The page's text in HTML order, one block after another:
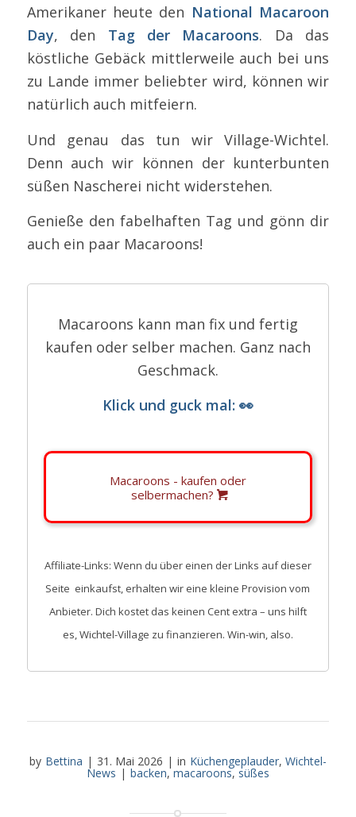
Amerikaner heute den National Macaroon
Day, den Tag der Macaroons. Da das
köstliche Gebäck mittlerweile auch bei uns
zu Lande immer beliebter wird, können wir
natürlich auch mitfeiern.
Und genau das tun wir Village-Wichtel.
Denn auch wir können der kunterbunten
süßen Nascherei nicht widerstehen.
Genieße den fabelhaften Tag und gönn dir
auch ein paar Macaroons!
Macaroons kann man fix und fertig
kaufen oder selber machen. Ganz nach
Geschmack.
Klick und guck mal: 👀
Macaroons - kaufen oder
selbermachen?
Affiliate-Links: Wenn du über einen der Links auf dieser
Seite einkaufst, erhalten wir eine kleine Provision vom
Anbieter. Dich kostet das keinen Cent extra – uns hilft
es, Wichtel-Village zu finanzieren. Win-win, also.
by Bettina | 31. Mai 2026 | in Küchengeplauder, Wichtel-
News | backen,macaroons, süßes